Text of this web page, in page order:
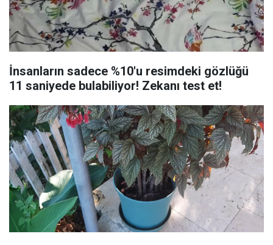
İnsanların sadece %10'u resimdeki gözlüğü
11 saniyede bulabiliyor! Zekanı test et!